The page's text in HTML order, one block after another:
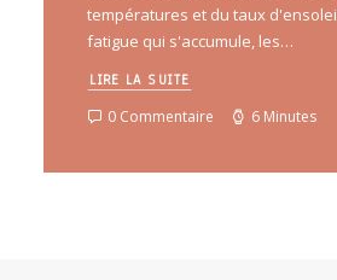
températures et du taux
fatigue qui s'accumule, les…
LIRE LA SUITE
0 Commentaire 6 Minutes